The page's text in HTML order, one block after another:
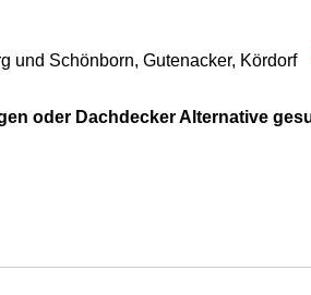
oder Dachdecker Alternative